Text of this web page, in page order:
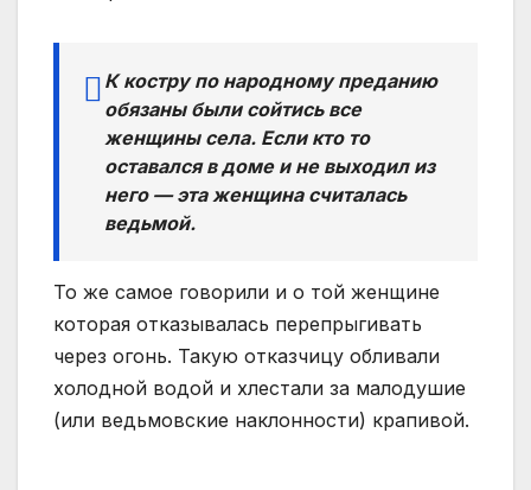
К костру по народному преданию
обязаны были сойтись все
женщины села. Если кто то
оставался в доме и не выходил из
него — эта женщина считалась
ведьмой.
То же самое говорили и о той женщине
которая отказывалась перепрыгивать
через огонь. Такую отказчицу обливали
холодной водой и хлестали за малодушие
(или ведьмовские наклонности) крапивой.